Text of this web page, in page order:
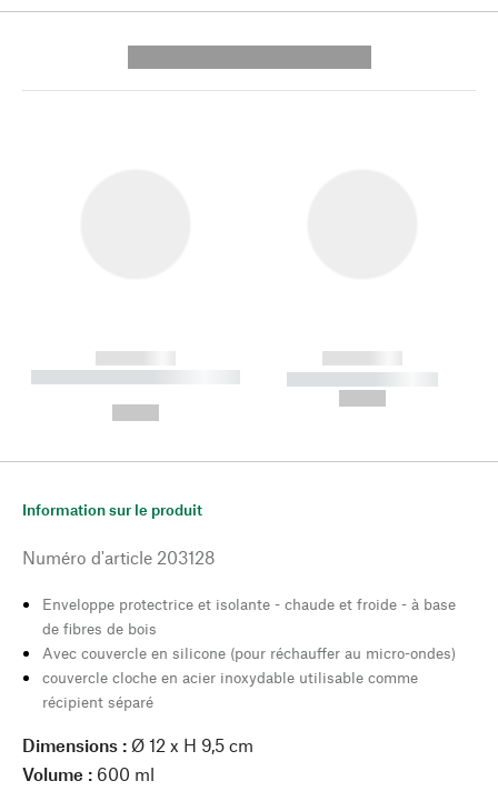
------------
----------- ----------- --------
------------
----------- -----------
Information sur le produit
Numéro d'article 203128
Enveloppe protectrice et isolante - chaude et froide - à base
de fibres de bois
Avec couvercle en silicone (pour réchauffer au micro-ondes)
couvercle cloche en acier inoxydable utilisable comme
récipient séparé
Dimensions : Ø 12 x H 9,5 cm
Volume : 600 ml